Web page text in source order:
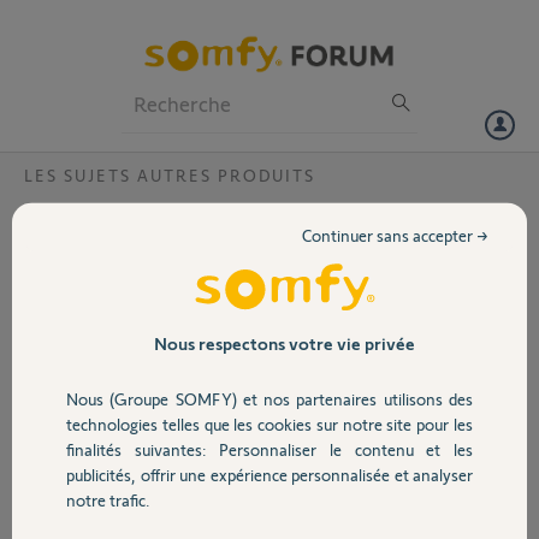
Volet
Sécurité
Domotique
LES SUJETS AUTRES PRODUITS
Télécommande Situo 5 Variation A/M io
Ma pergola bioclimatique (iO louver control) est équipée de :
ruban LED
1 store long
1 store court.
Nous respectons votre vie privée
Nous (Groupe SOMFY) et nos partenaires utilisons des
technologies telles que les cookies sur notre site pour les
finalités suivantes: Personnaliser le contenu et les
publicités, offrir une expérience personnalisée et analyser
notre trafic.
Continuer sans accepter →